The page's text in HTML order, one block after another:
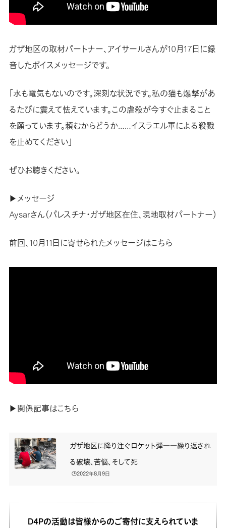
ガザ地区の取材パートナー、アイサールさんが10月17日に録
音したボイスメッセージです。
「水も電気もないのです。深刻な状況です。私の猫も爆撃があ
るたびに震えて怯えています。この虐殺が今すぐ止まること
を願っています。頼むからどうか……イスラエル軍による殺戮
を止めてください」
ぜひお聴きください。
▶メッセージ
Aysarさん（パレスチナ・ガザ地区在住、現地取材パートナー）
前回、10月11日に寄せられたメッセージはこちら
▶関係記事はこちら
ガザ地区に降り注ぐロケット弾――繰り返され
る破壊、苦悩、そして死
🕒️2022年8月9日
D4Pの活動は皆様からのご寄付に支えられていま